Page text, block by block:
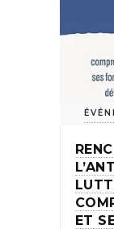
ET